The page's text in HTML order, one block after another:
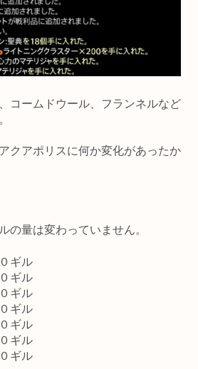
コームドウール、フランネルなど
クアポリスに何か変化があったか
の量は変わっていません。
ル
ル
ル
ル
ギル
ギル
ギル